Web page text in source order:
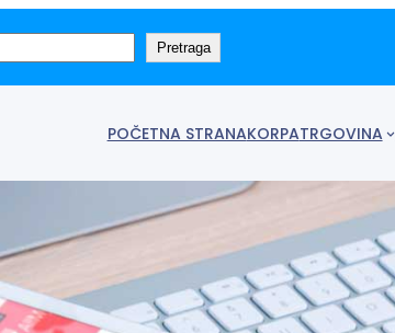
Pretraga
POČETNA STRANAKORPATRGOVINA